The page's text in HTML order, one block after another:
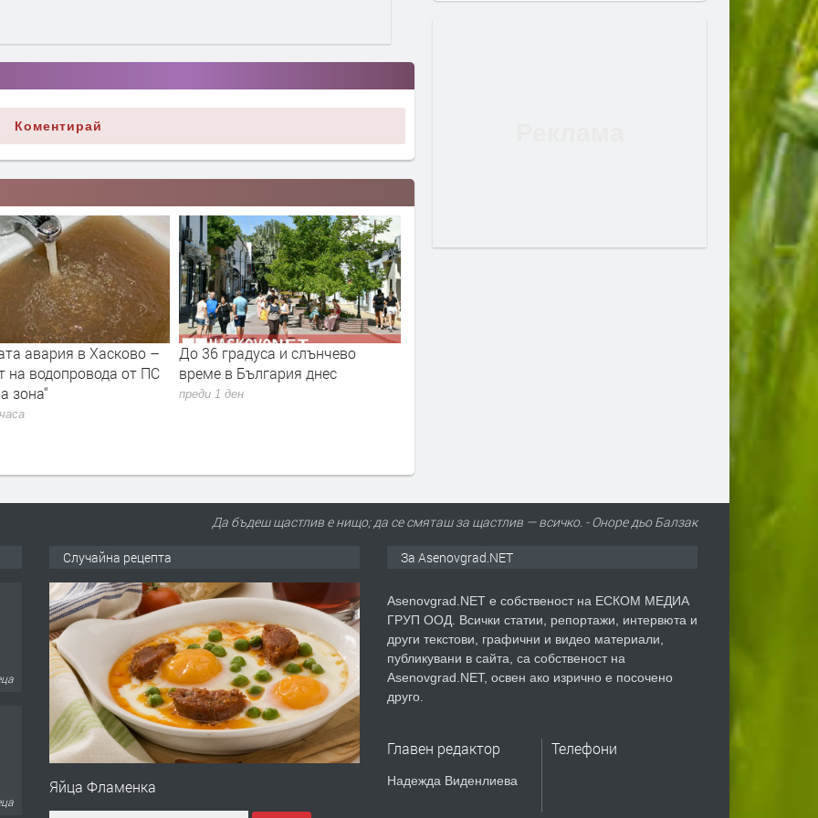
Коментирай
и слънчево
днес
От 9 август приключва
двойното етикетиране - какво
се променя за потребителите
В Европа се диша по-чист
въздух, но климатът
все по-тревожни
да правим и крачка
Да бъдеш щастлив е нищо; да се смяташ за щастлив — всичко. - Оноре дьо Балзак
Случайна рецепта
Яйца Фламенка
За Asenovgrad.NET
Asenovgrad.NET е собственост на ЕСКОМ МЕДИА
ГРУП ООД. Всички статии, репортажи, интервюта и
други текстови, графични и видео материали,
публикувани в сайта, са собственост на
Asenovgrad.NET, освен ако изрично е посочено
друго.
Главен редактор
Надежда Виденлиева
Телефони